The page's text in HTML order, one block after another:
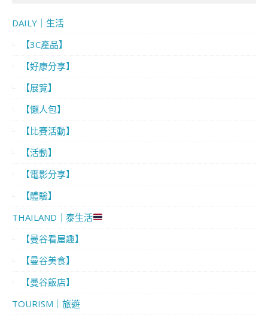
DAILY｜生活
【3C產品】
【好康分享】
【展覽】
【懶人包】
【比賽活動】
【活動】
【電影分享】
【體驗】
THAILAND｜泰生活
【曼谷看屋趣】
【曼谷美食】
【曼谷飯店】
TOURISM｜旅遊